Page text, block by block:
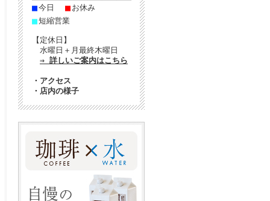
■今日 ■ お休み
■短縮営業
【定休日】
水曜日＋月最終木曜日
⇒ 詳しいご案内はこちら
・ アクセス
・ 店内の様子